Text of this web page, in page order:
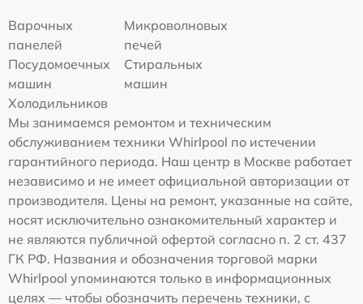
Варочных
панелей
Микроволновых
печей
Посудомоечных
машин
Стиральных
машин
Холодильников
Мы занимаемся ремонтом и техническим
обслуживанием техники Whirlpool по истечении
гарантийного периода. Наш центр в Москве работает
независимо и не имеет официальной авторизации от
производителя. Цены на ремонт, указанные на сайте,
носят исключительно ознакомительный характер и
не являются публичной офертой согласно п. 2 ст. 437
ГК РФ. Названия и обозначения торговой марки
Whirlpool упоминаются только в информационных
целях — чтобы обозначить перечень техники, с